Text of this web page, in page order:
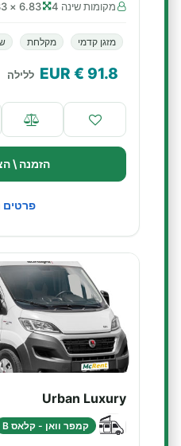
מקומות שינה 4 6.83 × 2.33 m
מזגן קדמי מקלחת
91.8
€ EUR ללילה
הזמנה \
פרטים
Urban Luxury
קמפר וואן - קלאס B